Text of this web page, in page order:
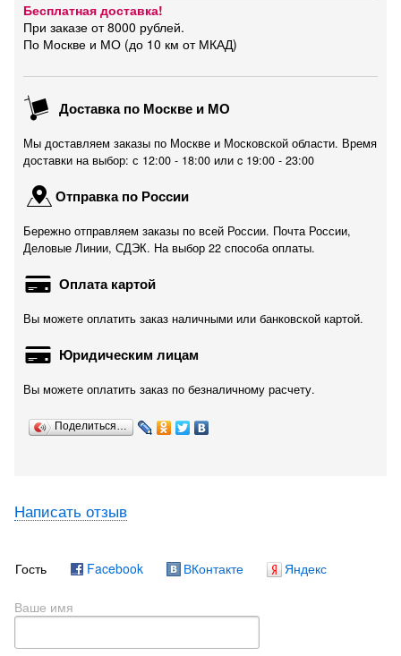
Бесплатная доставка!
При заказе от 8000 рублей.
По Москве и МО (до 10 км от МКАД)
Доставка по Москве и МО
Мы доставляем заказы по Москве и Московской области. Время
доставки на выбор: с 12:00 - 18:00 или c 19:00 - 23:00
Отправка по России
Бережно отправляем заказы по всей России. Почта России,
Деловые Линии, СДЭК. На выбор 22 способа оплаты.
Оплата картой
Вы можете оплатить заказ наличными или банковской картой.
Юридическим лицам
Вы можете оплатить заказ по безналичному расчету.
Поделиться…
Написать отзыв
Гость Facebook ВКонтакте Яндекс
Ваше имя